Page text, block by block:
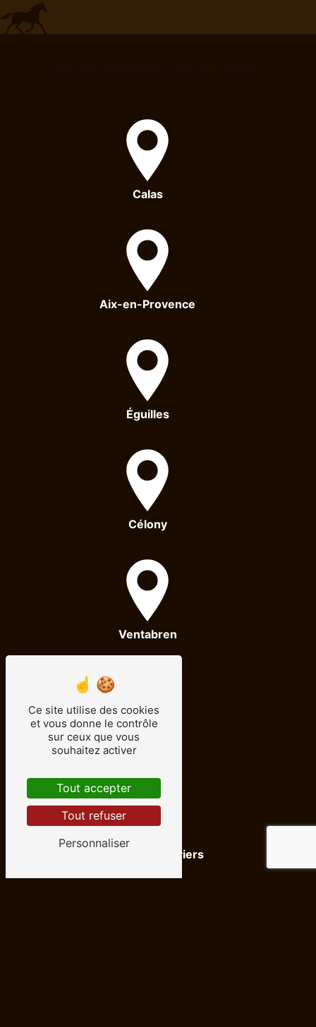
Calas
Aix-en-Provence
Éguilles
Célony
Ventabren
Venelles
La-Fare-les-Oliviers
Ce site utilise des cookies
et vous donne le contrôle
sur ceux que vous
souhaitez activer
Tout accepter
Tout refuser
Personnaliser